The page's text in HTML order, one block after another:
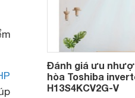
Đánh giá ưu
hòa Toshiba
H13S4KCV2G-V